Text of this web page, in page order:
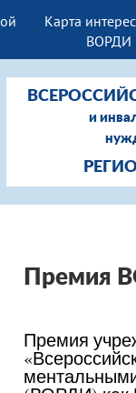
Карта
ВОРДИ
и
Премия
Премия